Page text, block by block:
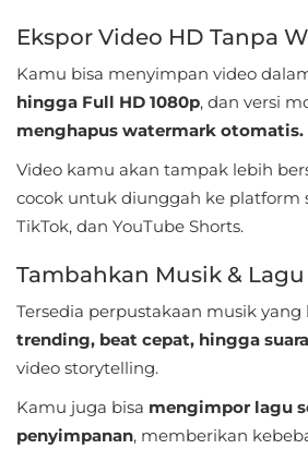
Books
Reference
Buku
&
Referensi
Comics
Communication
Dating
Ekspor Video HD Tanpa
Kamu bisa menyimpan video
hingga Full HD 1080p, dan versi
menghapus watermark otomatis.
Video kamu akan tampak lebih
cocok untuk diunggah ke platform
TikTok, dan YouTube Shorts.
Tambahkan Musik &
Tersedia perpustakaan musik yang
trending, beat cepat, hingga
video storytelling.
Kamu juga bisa mengimpor lagu
penyimpanan, memberikan